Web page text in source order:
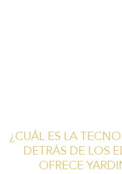
¿CUÁL ES LA
DETRÁS DE LOS
OFRECE